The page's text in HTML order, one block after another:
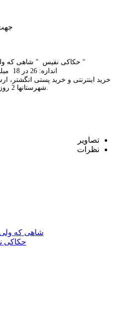
حکاکی نفیس " شاهی که ولی بود و وصی بود علی بود "
اندازه: 26 در 18 میلیمتر، قطر سنگ: 1 میلیمتر
خرید اینترنتی و خرید پستی انگشتر،
شهرستانها 2 روزه و در تهران ارسال با پیک.
تصاوير
نظرات